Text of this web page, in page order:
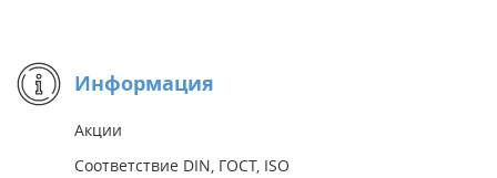
Информация
Акции
Соответствие DIN, ГОСТ, ISO